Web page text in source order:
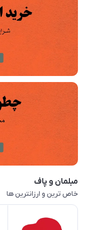
مبلمان و پاف
خاص ترین و ارزانترین ها